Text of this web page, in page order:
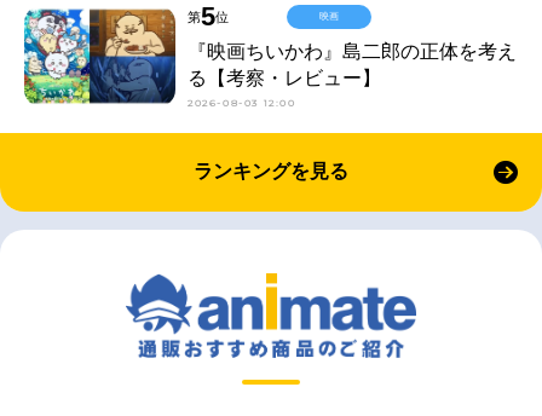
第5位
『映画ちいかわ』島二郎の正体を考え
る【考察・レビュー】
2026-08-03 12:00
映画
ランキングを見る